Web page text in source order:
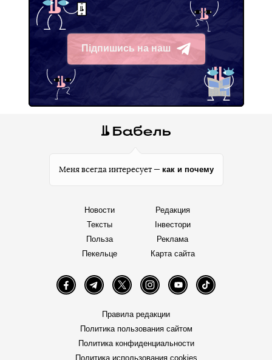
Підпишись на наш
Telegram
Меня всегда интересует — как и почему
Новости
Тексты
Польза
Пекельце
Редакция
Інвестори
Реклама
Карта сайта
FacebookTelegramTwitter InstagramYouTube TikTok
Правила редакции
Политика пользования сайтом
Политика конфиденциальности
Политика использования cookies